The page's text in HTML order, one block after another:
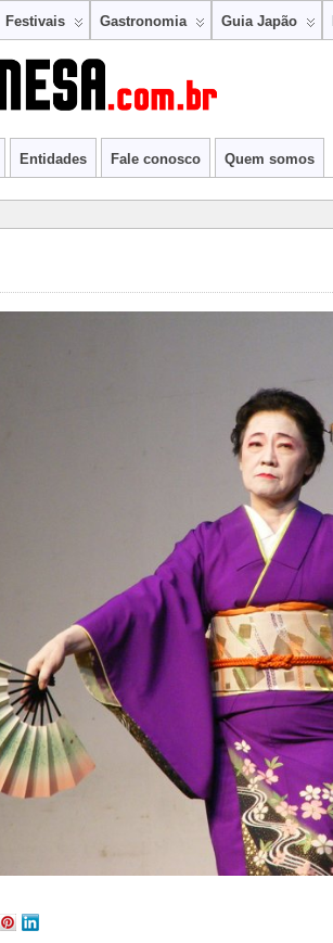
Festivais Gastronomia Guia Japão
Entidades Fale conosco Quem somos